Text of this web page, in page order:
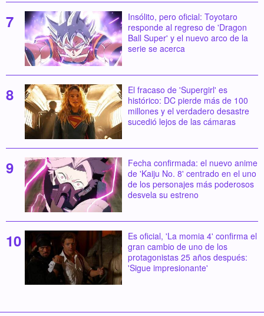
Insólito, pero oficial: Toyotaro
responde al regreso de 'Dragon
Ball Super' y el nuevo arco de la
serie se acerca
El fracaso de 'Supergirl' es
histórico: DC pierde más de 100
millones y el verdadero desastre
sucedió lejos de las cámaras
Fecha confirmada: el nuevo anime
de 'Kaiju No. 8' centrado en el uno
de los personajes más poderosos
desvela su estreno
Es oficial, 'La momia 4' confirma el
gran cambio de uno de los
protagonistas 25 años después:
'Sigue impresionante'